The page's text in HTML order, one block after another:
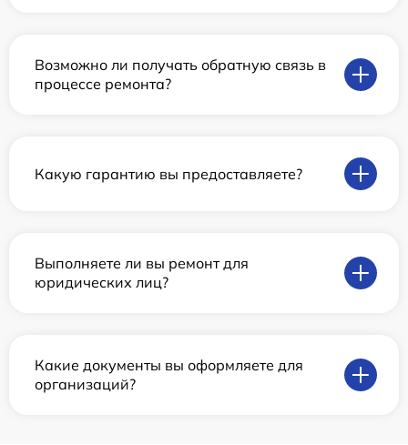
Возможно ли получать обратную связь в
процессе ремонта?
Какую гарантию вы предоставляете?
Выполняете ли вы ремонт для
юридических лиц?
Какие документы вы оформляете для
организаций?